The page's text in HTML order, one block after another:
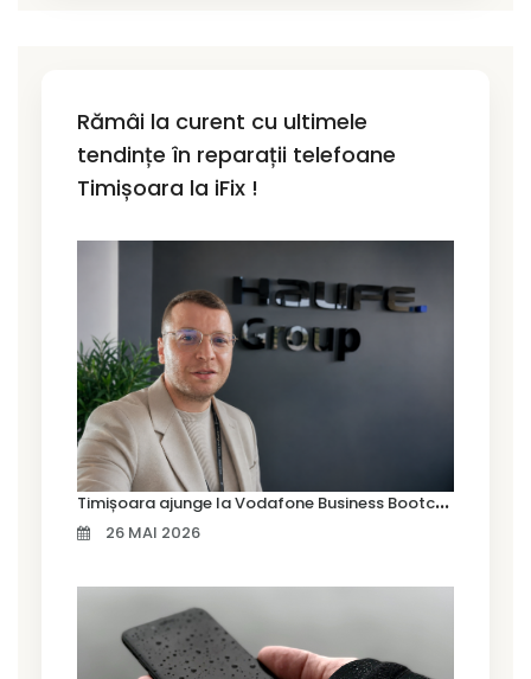
Rămâi la curent cu ultimele
tendințe în reparații telefoane
Timișoara la iFix !
T
imișoara ajunge la Vodafone Business Bootcamp prin Marius Cermian de la Armour România
26 MAI 2026